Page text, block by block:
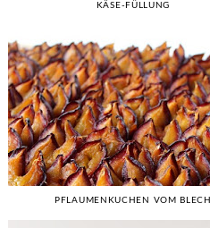
KÄSE-FÜLLUNG
PFLAUMENKUCHEN VOM BLECH